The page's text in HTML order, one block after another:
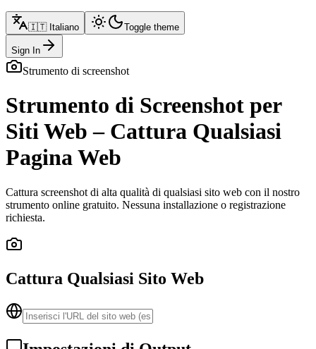
🇮🇹 Italiano Toggle theme
Sign In
Strumento di screenshot
Strumento di Screenshot per
Siti Web – Cattura Qualsiasi
Pagina Web
Cattura screenshot di alta qualità di qualsiasi sito web con il nostro
strumento online gratuito. Nessuna installazione o registrazione
richiesta.
Cattura Qualsiasi Sito Web